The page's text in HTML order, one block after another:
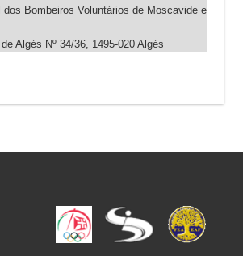
Bombeiros Voluntários de Moscavide e
Algés Nº 34/36, 1495-020 Algés